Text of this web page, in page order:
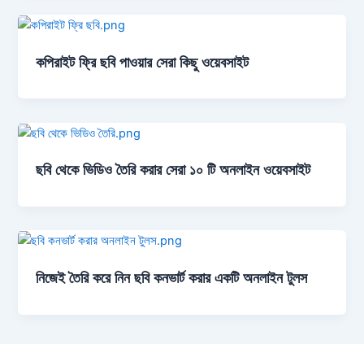
কপিরাইট ফ্রি ছবি পাওয়ার সেরা কিছু ওয়েবসাইট
ছবি থেকে ভিডিও তৈরি করার সেরা ১০ টি অনলাইন ওয়েবসাইট
নিজেই তৈরি করে নিন ছবি কনভার্ট করার একটি অনলাইন টুলস